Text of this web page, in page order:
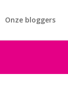
Onze bloggers